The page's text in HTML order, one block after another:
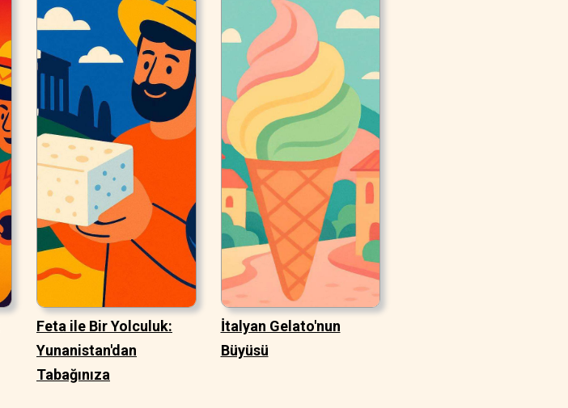
Feta ile Bir Yolculuk:
Yunanistan'dan
Tabağınıza
İtalyan Gelato'nun
Büyüsü